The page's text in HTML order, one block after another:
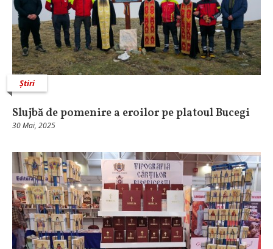
Știri
Slujbă de pomenire a eroilor pe platoul Bucegi
30 Mai, 2025